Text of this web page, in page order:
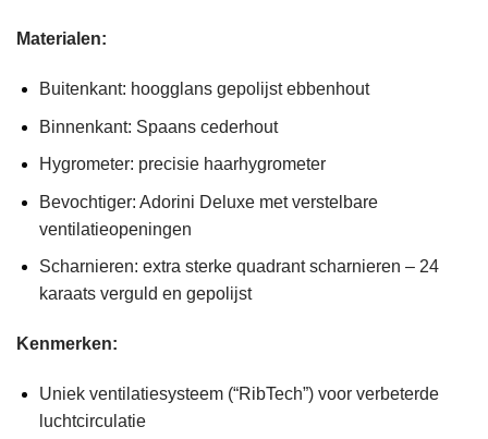
Materialen:
Buitenkant: hoogglans gepolijst ebbenhout
Binnenkant: Spaans cederhout
Hygrometer: precisie haarhygrometer
Bevochtiger: Adorini Deluxe met verstelbare
ventilatieopeningen
Scharnieren: extra sterke quadrant scharnieren – 24
karaats verguld en gepolijst
Kenmerken:
Uniek ventilatiesysteem (“RibTech”) voor verbeterde
luchtcirculatie